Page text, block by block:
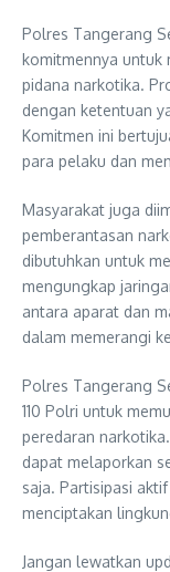
Polres Tangerang
komitmennya untuk
pidana narkotika.
dengan ketentuan
Komitmen ini
para pelaku dan
Masyarakat juga
pemberantasan
dibutuhkan untuk
mengungkap
antara aparat dan
dalam memerangi
Polres Tangerang
110 Polri untuk
peredaran
dapat melaporkan
saja. Partisipasi
menciptakan
Jangan lewatkan